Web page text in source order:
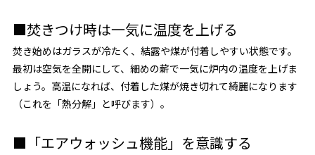
■焚きつけ時は一気に温度を上げる
焚き始めはガラスが冷たく、結露や煤が付着しやすい状態です。
最初は空気を全開にして、細めの薪で一気に炉内の温度を上げま
しょう。高温になれば、付着した煤が焼き切れて綺麗になります
（これを「熱分解」と呼びます）。
■「エアウォッシュ機能」を意識する